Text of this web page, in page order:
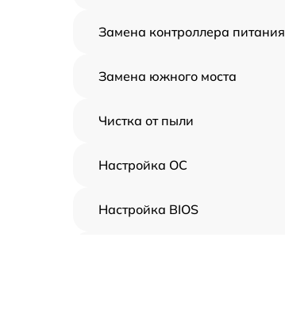
Замена контроллера питания
Замена южного моста
Чистка от пыли
Настройка ОС
Настройка BIOS